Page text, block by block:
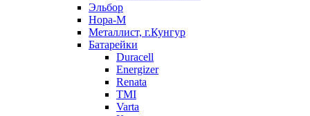
Эльбор
Нора-М
Металлист, г.Кунгур
Батарейки
Duracell
Energizer
Renata
TMI
Varta